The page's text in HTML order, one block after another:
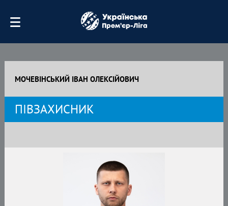
МОЧЕВІНСЬКИЙ ІВАН ОЛЕКСІЙОВИЧ
ПІВЗАХИСНИК